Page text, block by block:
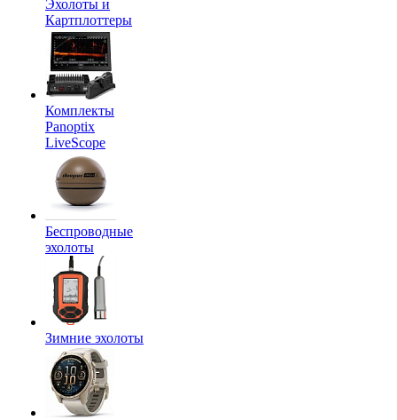
Эхолоты и
Картплоттеры
Комплекты
Panoptix
LiveScope
Беспроводные
эхолоты
Зимние эхолоты